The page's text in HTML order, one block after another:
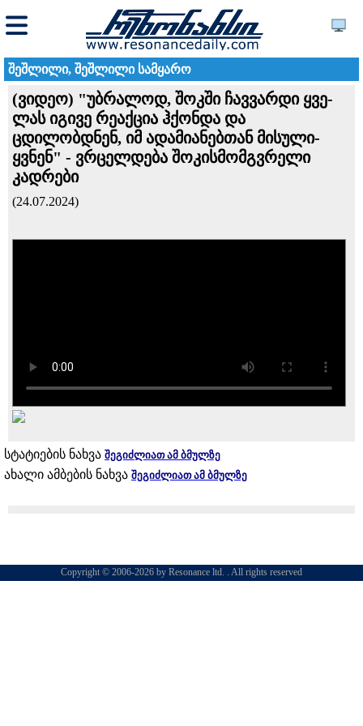
შეშლილი, შეშლილი სამყარო
(ვიდეო) "უბ­რა­ლოდ, შოკ­ში ჩავ­ვარ­დი ყვე­
ლას იგი­ვე რე­აქ­ცია ჰქონ­და და
ცდილობდნენ, იმ ადა­მი­ა­ნებ­თან მი­სუ­ლი­
ყვნენ" - ვრცელდება შოკისმომგვრელი
კადრები
(24.07.2024)
სტატიების ნახვა შეგიძლიათ ამ ბმულზე
ახალი ამბების ნახვა შეგიძლიათ ამ ბმულზე
Copyright © 2006-2026 by Resonance ltd. . All rights reserved